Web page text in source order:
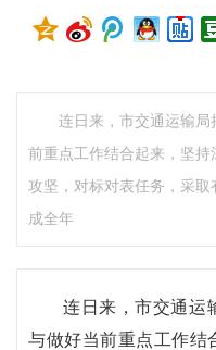
连日来，市交通运输局
前重点工作结合起来，坚
攻坚，对标对表任务，采
成全年
连日来，市交通运
与做好当前重点工作结